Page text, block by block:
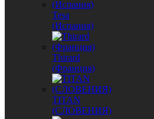
Tesa
(Испания)
Thirard
(Франция)
TITAN
(СЛОВЕНИЯ)